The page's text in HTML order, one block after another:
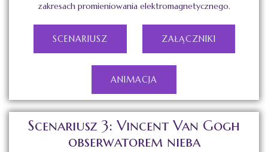
zakresach promieniowania elektromagnetycznego.
SCENARIUSZ ZAŁĄCZNIKI
ANIMACJA
Scenariusz 3: Vincent Van Gogh
obserwatorem nieba